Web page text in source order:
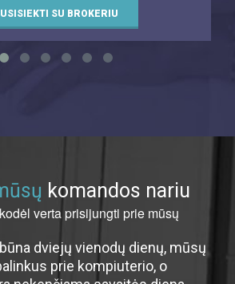
SU BROKERIU
komandos nariu
verta prisijungti prie mūsų
dviejų vienodų dienų, mūsų
prie kompiuterio, o